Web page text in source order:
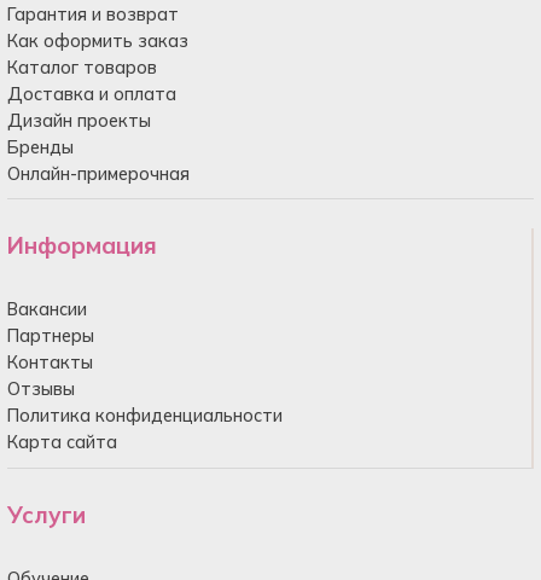
Гарантия и возврат
Как оформить заказ
Каталог товаров
Доставка и оплата
Дизайн проекты
Бренды
Онлайн-примерочная
Информация
Вакансии
Партнеры
Контакты
Отзывы
Политика конфиденциальности
Карта сайта
Услуги